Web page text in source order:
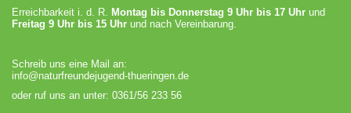
Erreichbarkeit i. d. R. Montag bis Donnerstag 9 Uhr bis 17 Uhr und
Freitag 9 Uhr bis 15 Uhr und nach Vereinbarung.
Schreib uns eine Mail an:
info@naturfreundejugend-thueringen.de
oder ruf uns an unter: 0361/56 233 56